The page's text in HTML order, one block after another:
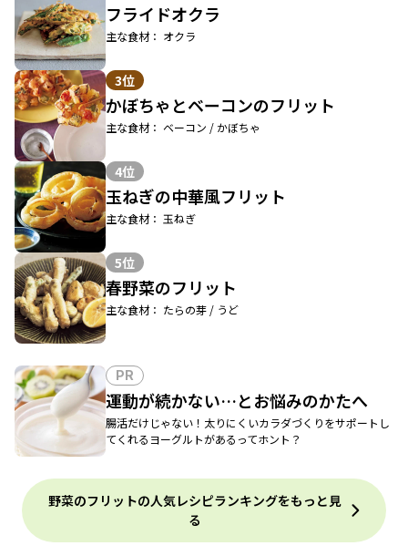
フライドオクラ
主な食材： オクラ
3位
かぼちゃとベーコンのフリット
主な食材： ベーコン / かぼちゃ
4位
玉ねぎの中華風フリット
主な食材： 玉ねぎ
5位
春野菜のフリット
主な食材： たらの芽 / うど
PR
運動が続かない…とお悩みのかたへ
腸活だけじゃない！太りにくいカラダづくりをサポートし
てくれるヨーグルトがあるってホント？
野菜のフリットの人気レシピランキングをもっと見
る